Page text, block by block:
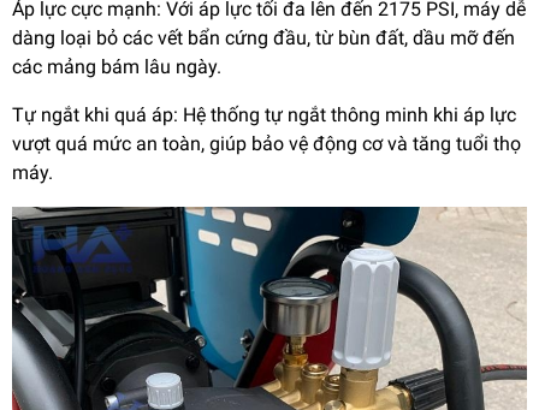
Áp lực cực mạnh: Với áp lực tối đa lên đến 2175 PSI, máy dễ
dàng loại bỏ các vết bẩn cứng đầu, từ bùn đất, dầu mỡ đến
các mảng bám lâu ngày.
Tự ngắt khi quá áp: Hệ thống tự ngắt thông minh khi áp lực
vượt quá mức an toàn, giúp bảo vệ động cơ và tăng tuổi thọ
máy.